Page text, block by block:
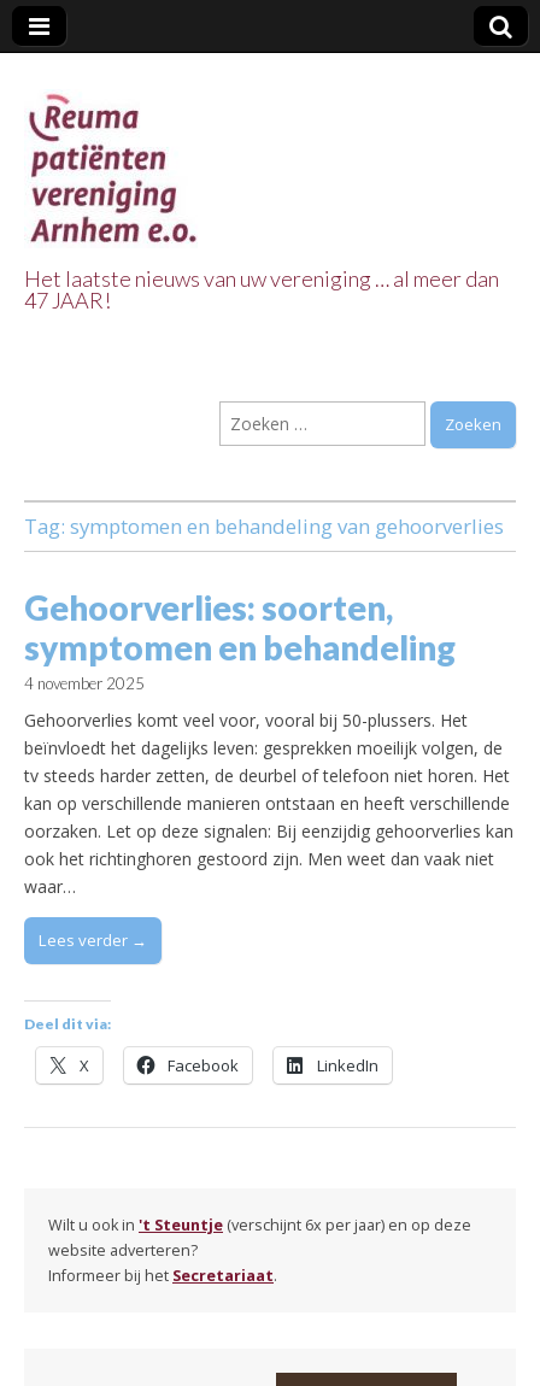
Vereniging
Arnhem e.o.
Het laatste nieuws van uw vereniging … al meer dan
47 JAAR!
Zoeken
naar:
Tag: symptomen en behandeling van gehoorverlies
Gehoorverlies: soorten,
symptomen en behandeling
4 november 2025
Gehoorverlies komt veel voor, vooral bij 50-plussers. Het
beïnvloedt het dagelijks leven: gesprekken moeilijk volgen, de
tv steeds harder zetten, de deurbel of telefoon niet horen. Het
kan op verschillende manieren ontstaan en heeft verschillende
oorzaken. Let op deze signalen: Bij eenzijdig gehoorverlies kan
ook het richtinghoren gestoord zijn. Men weet dan vaak niet
waar…
Lees verder →
Deel dit via:
X Facebook LinkedIn
Wilt u ook in 't Steuntje (verschijnt 6x per jaar) en op deze
website adverteren?
Informeer bij het Secretariaat.